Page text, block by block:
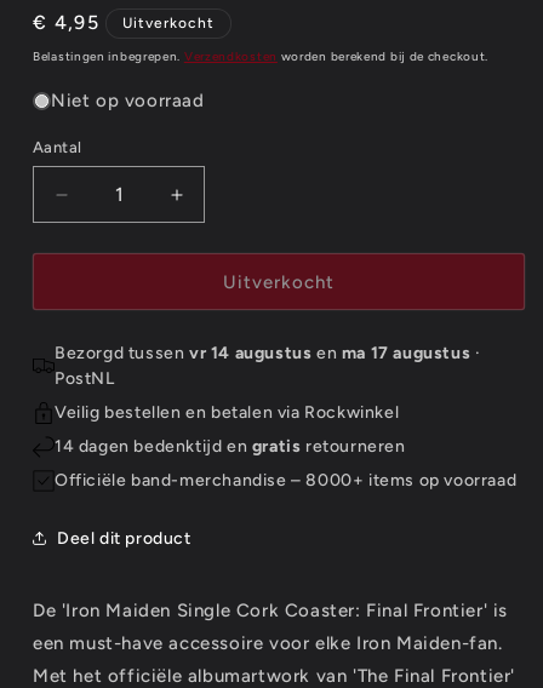
Normale
prijs
€ 4,95 Uitverkocht
Belastingen inbegrepen. Verzendkosten worden berekend bij de checkout.
Niet op voorraad
Aantal
Aantal
Aantal
verlagen
voor
Maiden
Cork
Coaster:
Final
Frontier
Aantal
verhogen
voor
Maiden
Cork
Final
Frontier
Uitverkocht
Bezorgd tussen vr 14 augustus en ma 17 augustus ·
PostNL
Veilig bestellen en betalen via Rockwinkel
14 dagen bedenktijd en gratis retourneren
Officiële band-merchandise – 8000+ items op voorraad
Deel dit product
De 'Iron Maiden Single Cork Coaster: Final Frontier' is
een must-have accessoire voor elke Iron Maiden-fan.
Met het officiële albumartwork van 'The Final Frontier'